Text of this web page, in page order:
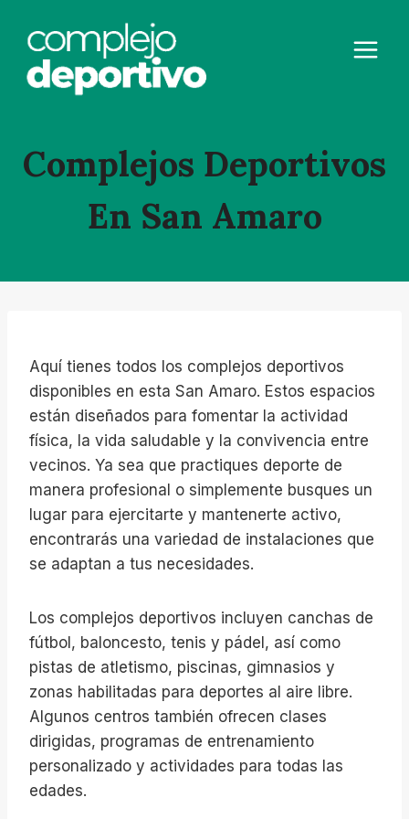
contenido
Complejos Deportivos
En San Amaro
Aquí tienes todos los complejos deportivos
disponibles en esta San Amaro. Estos espacios
están diseñados para fomentar la actividad
física, la vida saludable y la convivencia entre
vecinos. Ya sea que practiques deporte de
manera profesional o simplemente busques un
lugar para ejercitarte y mantenerte activo,
encontrarás una variedad de instalaciones que
se adaptan a tus necesidades.
Los complejos deportivos incluyen canchas de
fútbol, baloncesto, tenis y pádel, así como
pistas de atletismo, piscinas, gimnasios y
zonas habilitadas para deportes al aire libre.
Algunos centros también ofrecen clases
dirigidas, programas de entrenamiento
personalizado y actividades para todas las
edades.